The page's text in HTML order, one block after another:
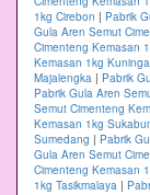
1kg Cirebon | Pabrik
Gula Aren Semut
Cimenteng Kemasan
Kemasan 1kg
Majalengka | Pabrik
Pabrik Gula Aren
Semut Cimenteng
Kemasan 1kg
Sumedang | Pabrik
Gula Aren Semut
Cimenteng Kemasan
1kg Tasikmalaya |